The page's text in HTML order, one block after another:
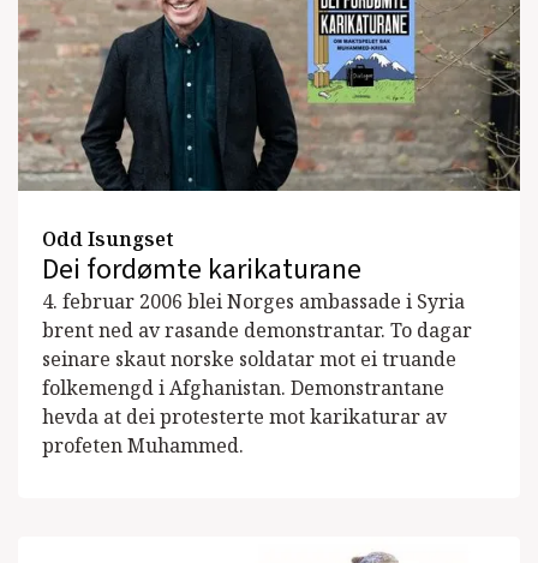
Odd Isungset
Dei fordømte karikaturane
4. februar 2006 blei Norges ambassade i Syria
brent ned av rasande demonstrantar. To dagar
seinare skaut norske soldatar mot ei truande
folkemengd i Afghanistan. Demonstrantane
hevda at dei protesterte mot karikaturar av
profeten Muhammed.